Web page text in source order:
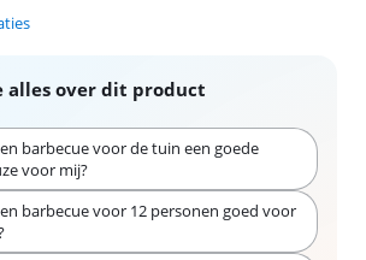
alles over dit product
barbecue voor de tuin een goede
voor mij?
barbecue voor 12 personen goed voor